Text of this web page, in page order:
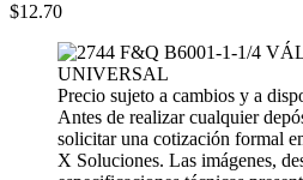
$12.70
Precio sujeto a cambios y a
Antes de realizar cualquier
solicitar una cotización formal
X Soluciones. Las imágenes,